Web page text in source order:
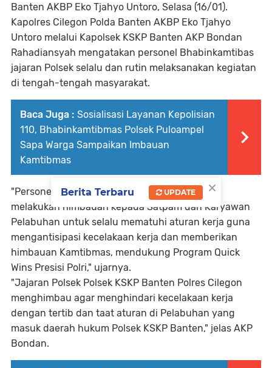
Banten AKBP Eko Tjahyo Untoro, Selasa (16/01).
Kapolres Cilegon Polda Banten AKBP Eko Tjahyo
Untoro melalui Kapolsek KSKP Banten AKP Bondan
Rahadiansyah mengatakan personel Bhabinkamtibas
jajaran Polsek selalu dan rutin melaksanakan kegiatan
di tengah-tengah masyarakat.
Baca Juga : Sosialisasi Layanan Kepolisian
110, Bhabinkamtibmas Polsek Puloampel
Sapa Warga Sampaikan Imbauan
Kamtibmas
"Personel Polsek KSKP Banten Polres Cilegon
melakukan himbauan kepada Satpam dan Karyawan
Pelabuhan untuk selalu mematuhi aturan kerja guna
mengantisipasi kecelakaan kerja dan memberikan
himbauan Kamtibmas, mendukung Program Quick
Wins Presisi Polri," ujarnya.
"Jajaran Polsek Polsek KSKP Banten Polres Cilegon
menghimbau agar menghindari kecelakaan kerja
dengan tertib dan taat aturan di Pelabuhan yang
masuk daerah hukum Polsek KSKP Banten," jelas AKP
Bondan.
×
Berita Terbaru UPDATE